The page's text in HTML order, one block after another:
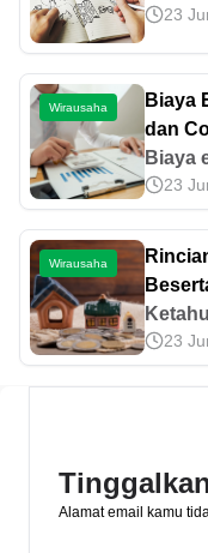
orang-
hal
saja,
23
Wirausaha
Biaya
dan
Biaya
Simak
23
Wirausaha
kosan,
23
Alamat email kamu